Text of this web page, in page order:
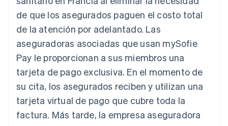
Más
Product roadmap
Ver lo que viene
Radar
Prevención de fraude
Atlas
Constitución de una startup
Climate
Eliminación de dióxido de carbono
Economía de los
creadores
Juegos
Hostelería, viajes y ocio
Medios de
comunicación y
entretenimiento
Organizaciones sin
fines de lucro
Servicios
profesionales
Sector público
Recursos
Integraciones de
aplicaciones
Ejemplos de código
Blog de
desarrolladores
Estado de la API
Contacta con ventas
Conviértete en socio
de que los asegurados paguen el costo total
de la atención por adelantado. Las
aseguradoras asociadas que usan mySofie
Pay le proporcionan a sus miembros una
tarjeta de pago exclusiva. En el momento de
su cita, los asegurados reciben y utilizan una
tarjeta virtual de pago que cubre toda la
factura. Más tarde, la empresa aseguradora